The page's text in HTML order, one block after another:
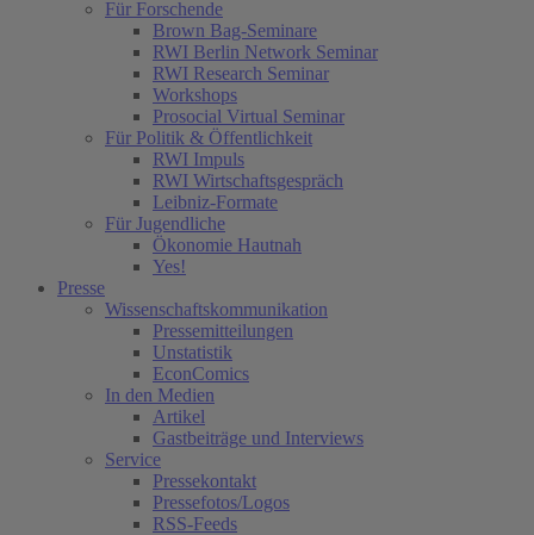
Für Forschende
Brown Bag-Seminare
RWI Berlin Network Seminar
RWI Research Seminar
Workshops
Prosocial Virtual Seminar
Für Politik & Öffentlichkeit
RWI Impuls(current)
RWI Wirtschaftsgespräch
Leibniz-Formate
Für Jugendliche
Ökonomie Hautnah
Yes!
Presse
Wissenschaftskommunikation
Pressemitteilungen
Unstatistik
EconComics
In den Medien
Artikel
Gastbeiträge und Interviews
Service
Pressekontakt
Pressefotos/Logos
RSS-Feeds